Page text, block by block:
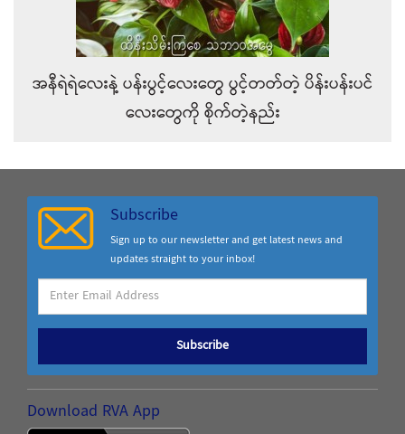
အနီရဲရဲလေးနဲ့ ပန်းပွင့်လေးတွေ ပွင့်တတ်တဲ့ ပိန်းပန်းပင်
လေးတွေကို စိုက်တဲ့နည်း
Subscribe
Sign up to our newsletter and get latest news and
updates straight to your inbox!
Subscribe
Download RVA App